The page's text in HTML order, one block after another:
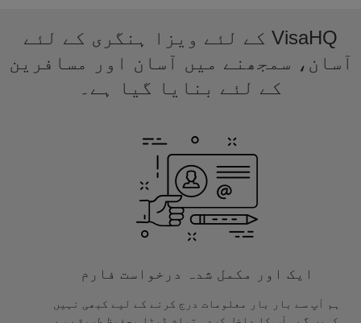
VisaHQ کے لئے ویزا ہنگری کے لئے
آسان، سمجھنے میں آسان اور مسافرین
کے لئے بنایا گیا ہے۔
ایک اور مکمل شدہ درخواست فارم
ہم آپ سے بار بار معلومات درج کرنے کے لیے کبھی نہیں